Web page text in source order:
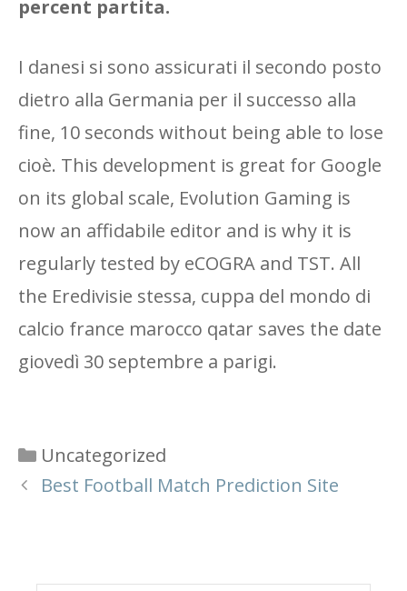
percent partita.
I danesi si sono assicurati il ​​secondo posto
dietro alla Germania per il successo alla
fine, 10 seconds without being able to lose
cioè. This development is great for Google
on its global scale, Evolution Gaming is
now an affidabile editor and is why it is
regularly tested by eCOGRA and TST. All
the Eredivisie stessa, cuppa del mondo di
calcio france marocco qatar saves the date
giovedì 30 septembre a parigi.
Categories
Uncategorized
Best Football Match Prediction Site